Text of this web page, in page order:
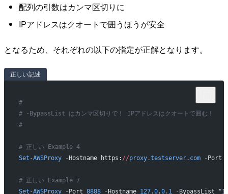
配列の引数はカンマ区切りに
IPアドレスはクオートで囲うほうが安全
となるため、それぞれの以下の指定が正解となります。
正しい記述
#
# -BypassList はカンマ区切りで！ IPアドレスはクオートで囲む！
#
# 正しい Example 4
Set-AWSProxy -Hostname https: //proxy.testserver.com -Port
# 正しい Example 7
Set-AWSProxy -Port 8888 -Hostname 127.0.0.1 -BypassList